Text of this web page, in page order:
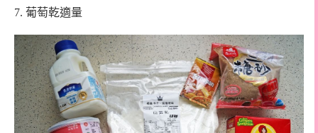
7. 葡萄乾適量